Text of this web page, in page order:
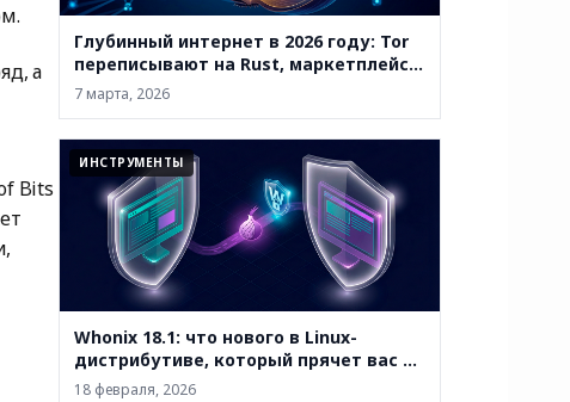
а
Bits
Глубинный интернет в 2026 году: Tor
переписывают на Rust, маркетплейсы
закрывают, а анонимность уже не
абсолютна
7 марта, 2026
ИНСТРУМЕНТЫ
Whonix 18.1: что нового в Linux-
дистрибутиве, который прячет вас за
двумя виртуальными машинами
18 февраля, 2026